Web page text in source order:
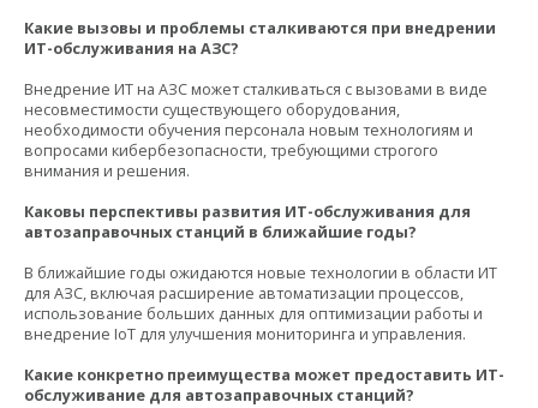
Какие вызовы и проблемы сталкиваются при внедрении
ИТ-обслуживания на АЗС?
Внедрение ИТ на АЗС может сталкиваться с вызовами в виде
несовместимости существующего оборудования,
необходимости обучения персонала новым технологиям и
вопросами кибербезопасности, требующими строгого
внимания и решения.
Каковы перспективы развития ИТ-обслуживания для
автозаправочных станций в ближайшие годы?
В ближайшие годы ожидаются новые технологии в области ИТ
для АЗС, включая расширение автоматизации процессов,
использование больших данных для оптимизации работы и
внедрение IoT для улучшения мониторинга и управления.
Какие конкретно преимущества может предоставить ИТ-
обслуживание для автозаправочных станций?